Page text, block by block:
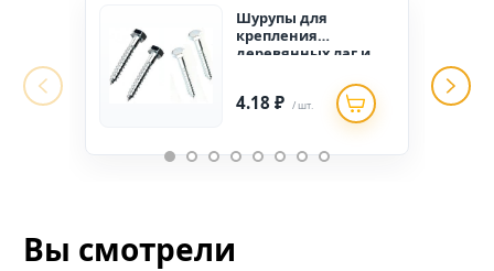
Шурупы для
крепления
деревянных лаг и
4.18 ₽ / шт.
Вы смотрели